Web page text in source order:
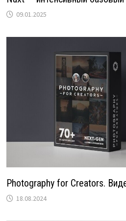
09.01.2025
Photography for Creators.
18.08.2024